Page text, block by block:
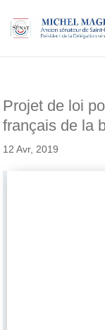
Projet de loi
français de la
12 Avr, 2019